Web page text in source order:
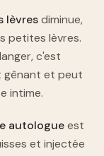
lèvresdiminue,
petites lèvres.
c'est
gênant et peut
intime.
autologueest
et injectée